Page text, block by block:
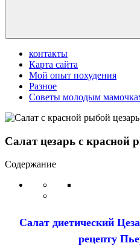
контакты
Карта сайта
Мой опыт похудения
Разное
Советы молодым
Салат цезарь с красной
Содержание
Салат диетический
рецепту